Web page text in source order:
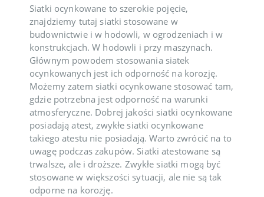
Siatki ocynkowane to szerokie pojęcie,
znajdziemy tutaj siatki stosowane w
budownictwie i w hodowli, w ogrodzeniach i w
konstrukcjach. W hodowli i przy maszynach.
Głównym powodem stosowania siatek
ocynkowanych jest ich odporność na korozję.
Możemy zatem siatki ocynkowane stosować tam,
gdzie potrzebna jest odporność na warunki
atmosferyczne. Dobrej jakości siatki ocynkowane
posiadają atest, zwykłe siatki ocynkowane
takiego atestu nie posiadają. Warto zwrócić na to
uwagę podczas zakupów. Siatki atestowane są
trwalsze, ale i droższe. Zwykłe siatki mogą być
stosowane w większości sytuacji, ale nie są tak
odporne na korozję.